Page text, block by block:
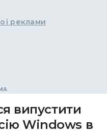
реклами
випустити
Windows в